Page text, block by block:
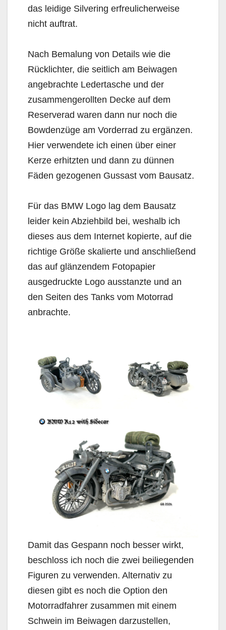
das leidige Silvering erfreulicherweise
nicht auftrat.
Nach Bemalung von Details wie die
Rücklichter, die seitlich am Beiwagen
angebrachte Ledertasche und der
zusammengerollten Decke auf dem
Reserverad waren dann nur noch die
Bowdenzüge am Vorderrad zu ergänzen.
Hier verwendete ich einen über einer
Kerze erhitzten und dann zu dünnen
Fäden gezogenen Gussast vom Bausatz.
Für das BMW Logo lag dem Bausatz
leider kein Abziehbild bei, weshalb ich
dieses aus dem Internet kopierte, auf die
richtige Größe skalierte und anschließend
das auf glänzendem Fotopapier
ausgedruckte Logo ausstanzte und an
den Seiten des Tanks vom Motorrad
anbrachte.
Damit das Gespann noch besser wirkt,
beschloss ich noch die zwei beiliegenden
Figuren zu verwenden. Alternativ zu
diesen gibt es noch die Option den
Motorradfahrer zusammen mit einem
Schwein im Beiwagen darzustellen,